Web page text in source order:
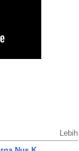
Lebih